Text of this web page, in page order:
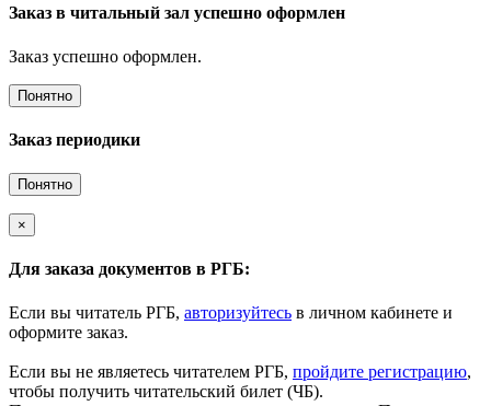
Заказ в читальный зал успешно оформлен
Заказ успешно оформлен.
Понятно
Заказ периодики
Понятно
×
Для заказа документов в РГБ:
Если вы читатель РГБ, авторизуйтесь в личном кабинете и
оформите заказ.
Если вы не являетесь читателем РГБ, пройдите регистрацию,
чтобы получить читательский билет (ЧБ).